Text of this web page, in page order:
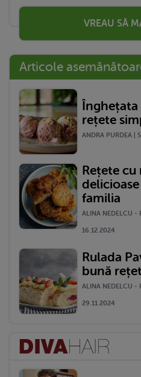
VREAU SĂ
Articole
Înghețata
rețete
ANDRA PURDEA |
Rețete cu
familia
ALINA NEDELCU -
16.12.2024
Rulada
bună
ALINA NEDELCU -
29.11.2024